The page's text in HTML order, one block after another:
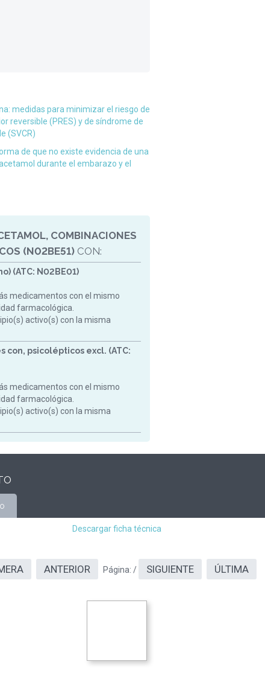
medidas para minimizar el riesgo de
reversible (PRES) y de síndrome de
(SVCR)
de que no existe evidencia de una
durante el embarazo y el
COMBINACIONES
(N02BE51) CON:
(ATC: N02BE01)
medicamentos con el mismo
farmacológica.
activo(s) con la misma
psicolépticos excl. (ATC:
medicamentos con el mismo
farmacológica.
activo(s) con la misma
Descargar ficha técnica
ANTERIOR Página: / SIGUIENTE ÚLTIMA